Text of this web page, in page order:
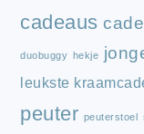
cadeaus
duobuggy hekje
leukste
peuter peuterstoel